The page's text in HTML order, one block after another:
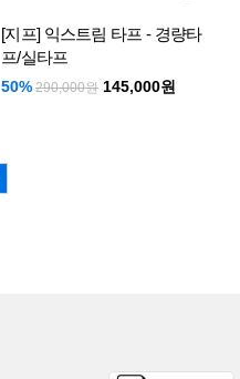
[지프] 익스트림 타프 - 경량타
프/실타프
50% 290,000원 145,000원